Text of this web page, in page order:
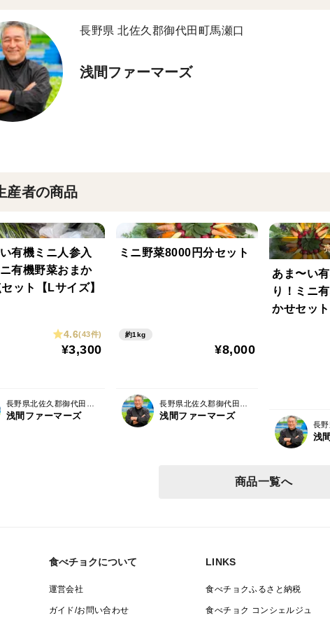
長野県 北佐久郡御代田町馬瀬口
浅間ファーマーズ
産者の商品
有機ミニ人参入
有機野菜おまか
ット【Lサイズ】
4.6(43件)
¥3,300
長野県北佐久郡御代田町馬瀬口
浅間ファーマーズ
ミニ野菜8000円分セット
約1kg
¥8,000
長野県北佐久郡御代田町馬瀬口
浅間ファーマーズ
あま〜い
り！ミニ
かせセット
浅
商品一覧へ
食べチョクについて
運営会社
ガイド/お問い合わせ
LINKS
食べチョクふるさと納税
食べチョク コンシェルジュ